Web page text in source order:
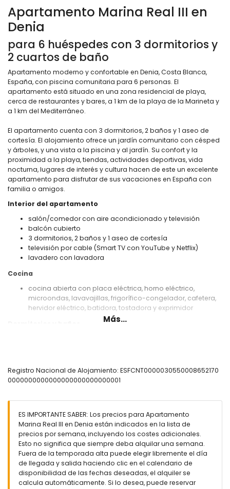
Apartamento Marina Real III en
Denia
para 6 huéspedes con 3 dormitorios y
2 cuartos de baño
Apartamento moderno y confortable en Denia, Costa Blanca,
España, con piscina comunitaria para 6 personas. El
apartamento está situado en una zona residencial de playa,
cerca de restaurantes y bares, a 1 km de la playa de la Marineta y
a 1 km del Mediterráneo.
El apartamento cuenta con 3 dormitorios, 2 baños y 1 aseo de
cortesía. El alojamiento ofrece un jardín comunitario con césped
y árboles, y una vista a la piscina y al jardín. Su confort y la
proximidad a la playa, tiendas, actividades deportivas, vida
nocturna, lugares de interés y cultura hacen de este un excelente
apartamento para disfrutar de sus vacaciones en España con
familia o amigos.
Interior del apartamento
salón/comedor con aire acondicionado y televisión
balcón cubierto
3 dormitorios, 2 baños y 1 aseo de cortesía
televisión por cable (Smart TV con YouTube y Netflix)
lavadero con lavadora
Cocina
cocina abierta con placa eléctrica, horno eléctrico,
microondas, lavavajillas, frigorífico-congelador, cafetera,
hervidor eléctrico, batidora, tostadora y exprimidor
200 por 180 cm)
dormitorio con aire acondicionado y 2 camas individuales
Exterior del apartamento
parcela grande y cerrada
piscina comunitaria con forma de laguna
piscina infantil
jardín comunitario con césped y árboles
área de juegos
ducha exterior
Más...
Registro Nacional de Alojamiento: ESFCNT0000030550008652170
0000000000000000000000000001
ES IMPORTANTE SABER: Los precios para Apartamento
Marina Real III en Denia están indicados en la lista de
precios por semana, incluyendo los costes adicionales.
Esto no significa que siempre deba alquilar una semana.
Fuera de la temporada alta puede elegir libremente el día
de llegada y salida haciendo clic en el calendario de
disponibilidad de las fechas deseadas, el alquiler se
calcula automáticamente. Si lo desea, puede reservar